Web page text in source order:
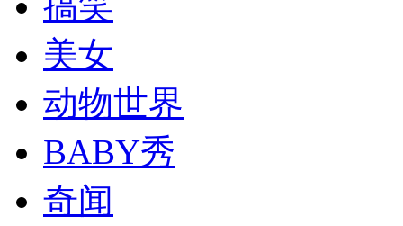
消防员救轻生者
司机酒驾遇交警 急速倒车逃窜
美女
动物世界
BABY秀
奇闻